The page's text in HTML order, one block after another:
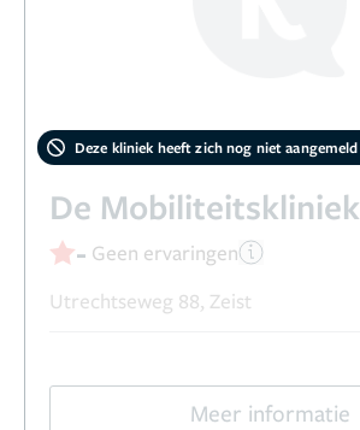
Deze kliniek heeft zich nog niet aangemeld
De Mobiliteitskliniek
- Geen ervaringen
Utrechtseweg 88, Zeist
Meer informatie